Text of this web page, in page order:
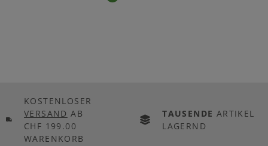
KOSTENLOSER
VERSAND AB
CHF 199.00
WARENKORB
TAUSENDE ARTIKEL
LAGERND